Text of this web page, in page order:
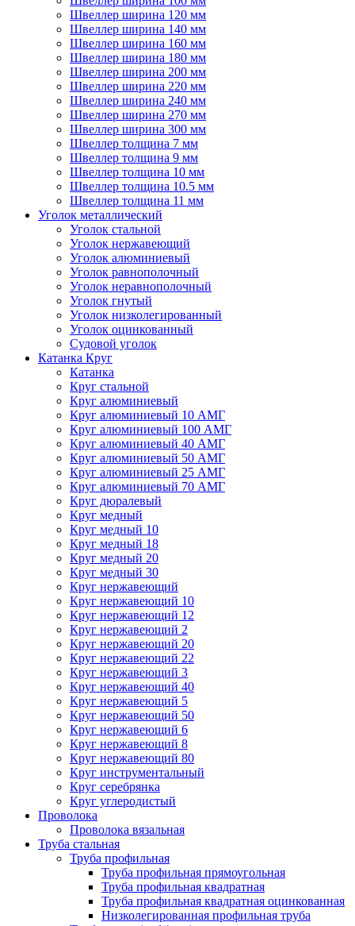
Швеллер ширина 120 мм
Швеллер ширина 140 мм
Швеллер ширина 160 мм
Швеллер ширина 180 мм
Швеллер ширина 200 мм
Швеллер ширина 220 мм
Швеллер ширина 240 мм
Швеллер ширина 270 мм
Швеллер ширина 300 мм
Швеллер толщина 7 мм
Швеллер толщина 9 мм
Швеллер толщина 10 мм
Швеллер толщина 10.5 мм
Швеллер толщина 11 мм
Уголок металлический
Уголок стальной
Уголок нержавеющий
Уголок алюминиевый
Уголок равнополочный
Уголок неравнополочный
Уголок гнутый
Уголок низколегированный
Уголок оцинкованный
Судовой уголок
Катанка Круг
Катанка
Круг стальной
Круг алюминиевый
Круг алюминиевый 10 АМГ
Круг алюминиевый 100 АМГ
Круг алюминиевый 40 АМГ
Круг алюминиевый 50 АМГ
Круг алюминиевый 25 АМГ
Круг алюминиевый 70 АМГ
Круг дюралевый
Круг медный
Круг медный 10
Круг медный 18
Круг медный 20
Круг медный 30
Круг нержавеющий
Круг нержавеющий 10
Круг нержавеющий 12
Круг нержавеющий 2
Круг нержавеющий 20
Круг нержавеющий 22
Круг нержавеющий 3
Круг нержавеющий 40
Круг нержавеющий 5
Круг нержавеющий 50
Круг нержавеющий 6
Круг нержавеющий 8
Круг нержавеющий 80
Круг инструментальный
Круг серебрянка
Круг углеродистый
Проволока
Проволока вязальная
Труба стальная
Труба профильная
Труба профильная прямоугольная
Труба профильная квадратная
Труба профильная квадратная оцинкованная
Низколегированная профильная труба